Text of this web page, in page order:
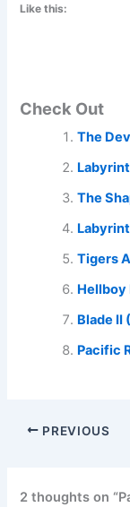
Like this:
Check Out
The
The
Tigers
Hellboy
Blade II
Pacific
PREVIOUS
2 thoughts on